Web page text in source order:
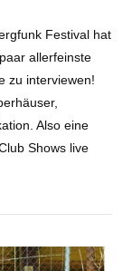
Festival hat
allerfeinste
zu interviewen!
Also eine
Shows live